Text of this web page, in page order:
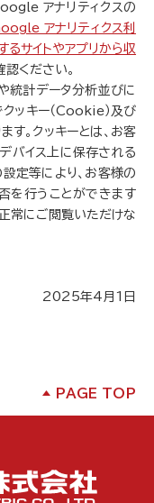
アナリティクスの
アナリティクス利
サイトやアプリから収
認ください。
統計データ分析並びに
ッキー（Cookie）及び
す。クッキーとは、お客
バイス上に保存される
設定等により、お客様の
を行うことができます
正常にご閲覧いただけな
2025年4月1日
PAGE TOP